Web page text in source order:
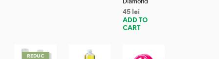
45 lei
ADD TO
CART
REDUC